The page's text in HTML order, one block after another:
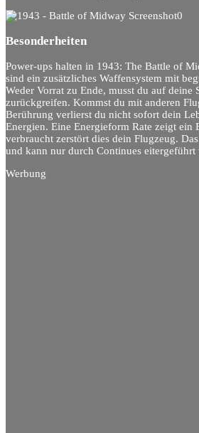
Besonderheiten
Power-ups halten in 1943: The Battle of
sind ein zusätzliches Waffensystem mit
Weder Vorrat zu Ende, musst du auf deine
zurückgreifen. Kommst du mit anderen
Berührung verlierst du nicht sofort dein
Energien. Eine Energieform Rate zeigt ein
verbraucht zerstört dies dein Flugzeug.
und kann nur durch Continues eitergeführt
Werbung